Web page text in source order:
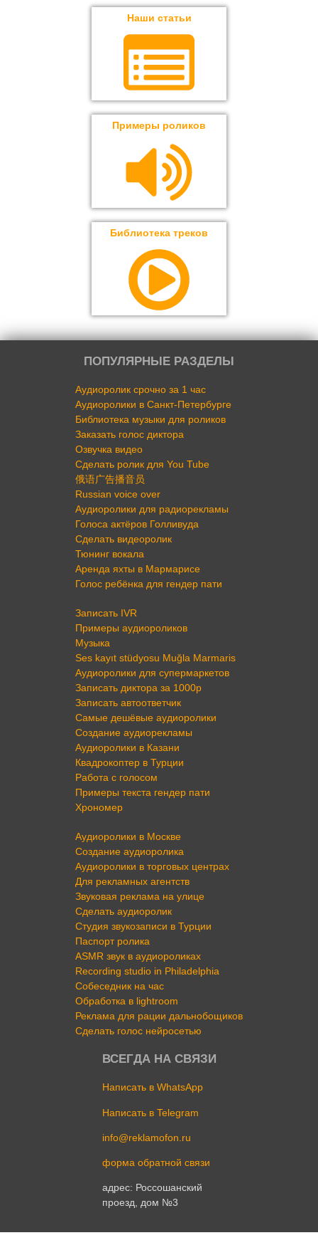
Наши статьи
Примеры роликов
Библиотека треков
ПОПУЛЯРНЫЕ РАЗДЕЛЫ
Аудиоролик срочно за 1 час
Аудиоролики в Санкт-Петербурге
Библиотека музыки для роликов
Заказать голос диктора
Озвучка видео
Сделать ролик для You Tube
俄语广告播音员
Russian voice over
Аудиоролики для радиорекламы
Голоса актёров Голливуда
Сделать видеоролик
Тюнинг вокала
Аренда яхты в Мармарисе
Голос ребёнка для гендер пати
Записать IVR
Примеры аудиороликов
Музыка
Ses kayıt stüdyosu Muğla Marmaris
Аудиоролики для супермаркетов
Записать диктора за 1000р
Записать автоответчик
Самые дешёвые аудиоролики
Создание аудиорекламы
Аудиоролики в Казани
Квадрокоптер в Турции
Работа с голосом
Примеры текста гендер пати
Хрономер
Аудиоролики в Москве
Создание аудиоролика
Аудиоролики в торговых центрах
Для рекламных агентств
Звуковая реклама на улице
Сделать аудиоролик
Студия звукозаписи в Турции
Паспорт ролика
ASMR звук в аудиороликах
Recording studio in Philadelphia
Собеседник на час
Обработка в lightroom
Реклама для рации дальнобощиков
Сделать голос нейросетью
ВСЕГДА НА СВЯЗИ
Написать в WhatsApp
Написать в Telegram
info@reklamofon.ru
форма обратной связи
адрес: Россошанский
проезд, дом №3